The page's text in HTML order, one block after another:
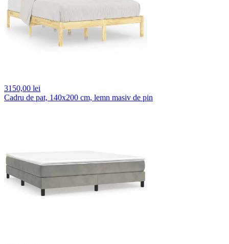
3150,00 lei
Cadru de pat, 140x200 cm, lemn masiv de pin